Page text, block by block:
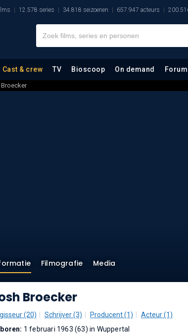
12.578 series 34.818 seizoenen 657.947 acteurs
Cast & crew TV Bioscoop On demand Forum
Filmografie Media
Broecker
(20) Schrijver (3) Producent (1)
Acteur (1)
1 februari 1963 (63) in Wuppertal